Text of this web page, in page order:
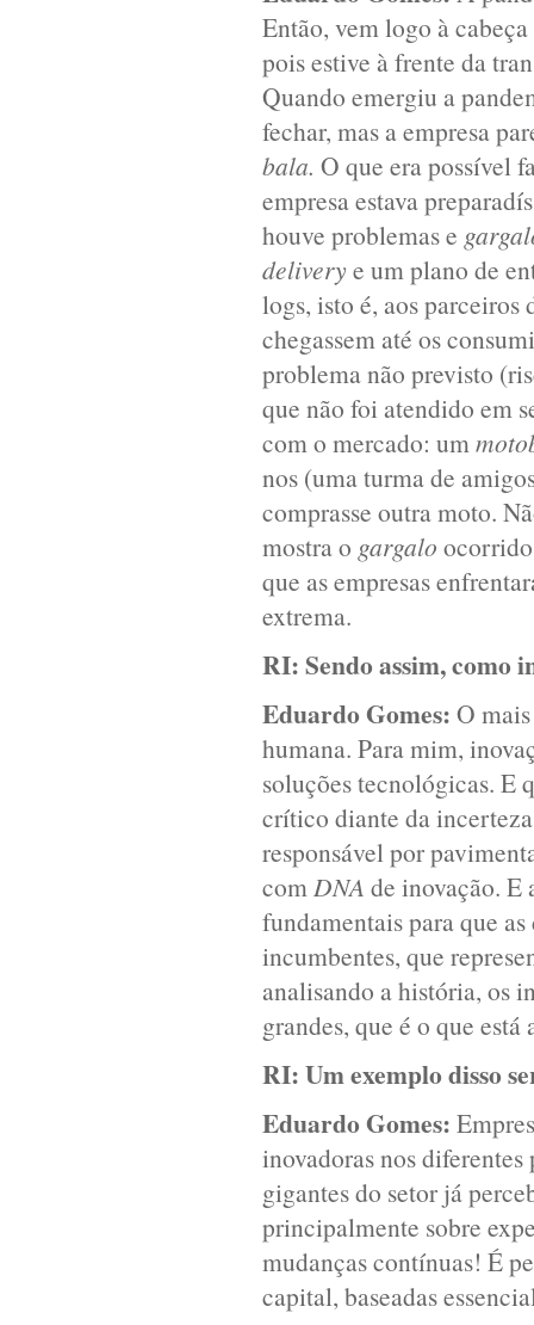
Então, vem logo à
pois estive à frente da
Quando emergiu a
fechar, mas a empresa
bala. O que era possível
empresa estava
houve problemas e
delivery e um plano de
logs, isto é, aos
chegassem até os
problema não previsto
que não foi atendido em
com o mercado: um
nos (uma turma de
comprasse outra moto.
mostra o gargalo
que as empresas
extrema.
RI:Sendo assim, como
Eduardo Gomes: O
humana. Para mim,
soluções tecnológicas. E
crítico diante da
responsável por
comDNA de inovação. E
fundamentais para que
incumbentes, que
analisando a história, os
grandes, que é o que está
RI:Um exemplo disso
Eduardo Gomes:
inovadoras nos
gigantes do setor já
principalmente sobre
mudanças contínuas! É
capital, baseadas